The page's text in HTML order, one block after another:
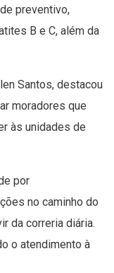
preventivo,
B e C, além da
Santos, destacou
moradores que
às unidades de
por
no caminho do
da correria diária.
o atendimento à